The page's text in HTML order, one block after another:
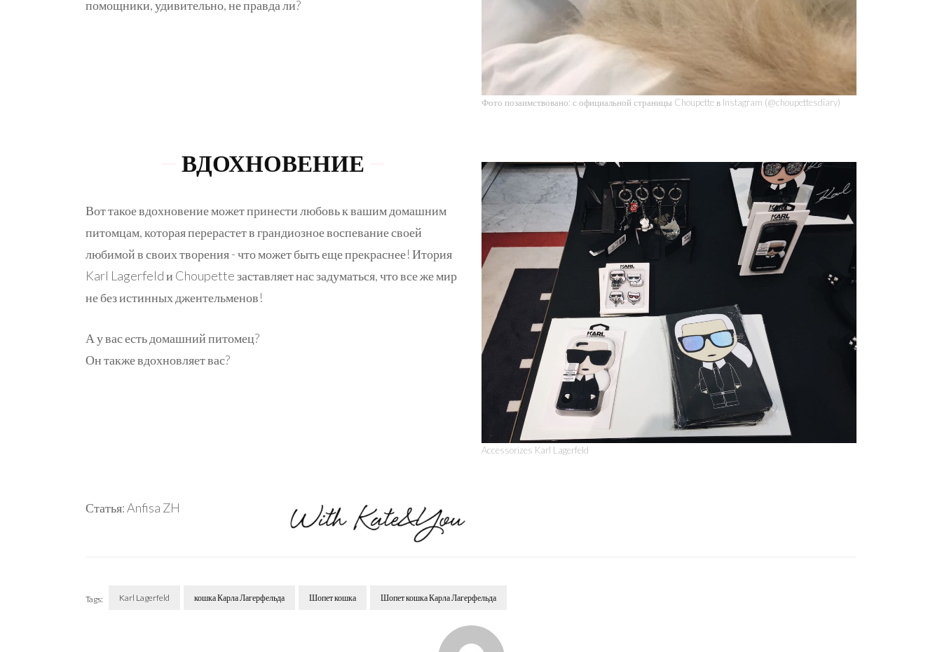
помощники, удивительно, не правда ли?
Фото позаимствовано: с официальной страницы Choupette в Instagram (@choupettesdiary)
ВДОХНОВЕНИЕ
Вот такое вдохновение может принести любовь к вашим домашним
питомцам, которая перерастет в грандиозное воспевание своей
любимой в своих творения - что может быть еще прекраснее! Итория
Karl Lagerfeld и Choupette заставляет нас задуматься, что все же мир
не без истинных джентельменов!
А у вас есть домашний питомец?
Он также вдохновляет вас?
Accessorizes Karl Lagerfeld
Статья: Anfisa ZH
Tags: Karl Lagerfeld кошка Карла Лагерфельда Шопет кошка Шопет кошка Карла Лагерфельда